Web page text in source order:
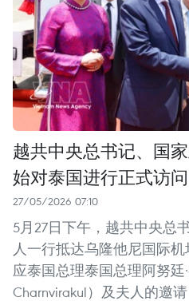
越共中央总书记、国
始对泰国进行正式访问
27/05/2026 07:10
5月27日下午，越共中央总
人一行抵达乌隆他尼国际
应泰国总理泰国总理阿努廷
Charnvirakul）及夫人的邀